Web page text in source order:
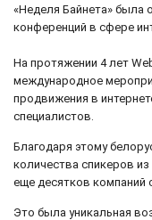
«Неделя Байнета» была
конференций в сфере
На протяжении 4 лет
международное
продвижения в
специалистов.
Благодаря этому
количества спикеров
еще десятков компаний
Это была уникальная